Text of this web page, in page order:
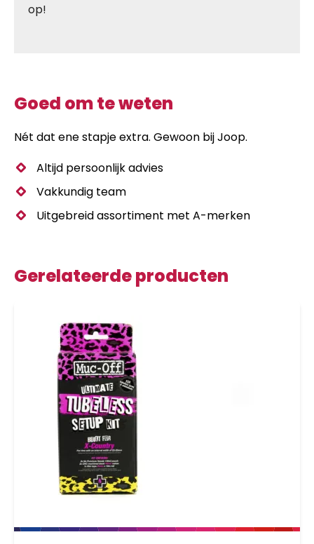
op!
Goed om te weten
Nét dat ene stapje extra. Gewoon bij Joop.
Altijd persoonlijk advies
Vakkundig team
Uitgebreid assortiment met A-merken
Gerelateerde producten